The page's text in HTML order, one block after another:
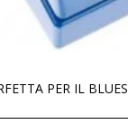
PER IL BLUES